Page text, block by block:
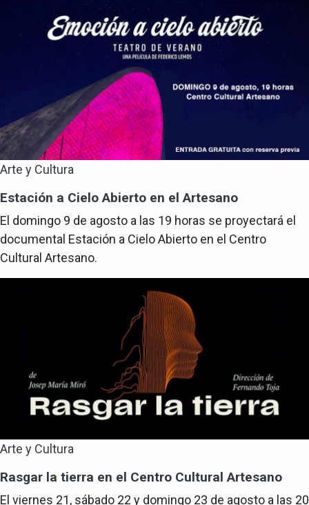
Arte y Cultura
Estación a Cielo Abierto en el Artesano
El domingo 9 de agosto a las 19 horas se proyectará el
documental Estación a Cielo Abierto en el Centro
Cultural Artesano.
Arte y Cultura
Rasgar la tierra en el Centro Cultural Artesano
El viernes 21, sábado 22 y domingo 23 de agosto a las 20